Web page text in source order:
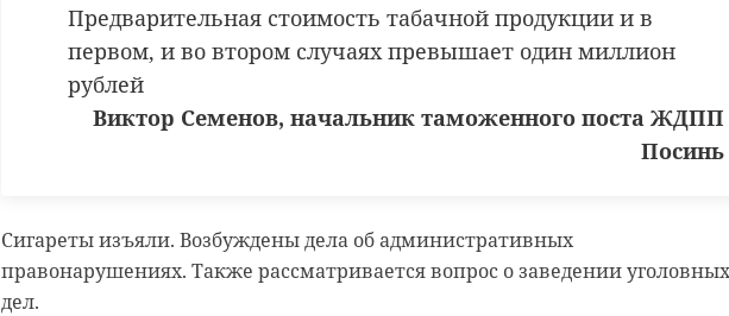
Предварительная стоимость табачной продукции и в
первом, и во втором случаях превышает один миллион
рублей
Виктор Семенов, начальник таможенного поста ЖДПП
Посинь
Сигареты изъяли. Возбуждены дела об административных
правонарушениях. Также рассматривается вопрос о заведении уголовных
дел.